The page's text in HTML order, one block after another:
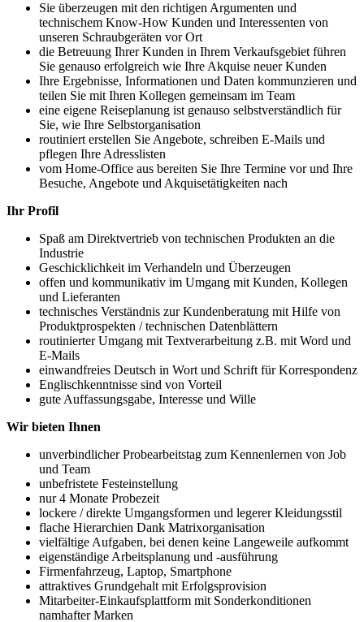
Sie überzeugen mit den richtigen Argumenten und
technischem Know-How Kunden und Interessenten von
unseren Schraubgeräten vor Ort
die Betreuung Ihrer Kunden in Ihrem Verkaufsgebiet führen
Sie genauso erfolgreich wie Ihre Akquise neuer Kunden
Ihre Ergebnisse, Informationen und Daten kommunzieren und
teilen Sie mit Ihren Kollegen gemeinsam im Team
eine eigene Reiseplanung ist genauso selbstverständlich für
Sie, wie Ihre Selbstorganisation
routiniert erstellen Sie Angebote, schreiben E-Mails und
pflegen Ihre Adresslisten
vom Home-Office aus bereiten Sie Ihre Termine vor und Ihre
Besuche, Angebote und Akquisetätigkeiten nach
Ihr Profil
Spaß am Direktvertrieb von technischen Produkten an die
Industrie
Geschicklichkeit im Verhandeln und Überzeugen
offen und kommunikativ im Umgang mit Kunden, Kollegen
und Lieferanten
technisches Verständnis zur Kundenberatung mit Hilfe von
Produktprospekten / technischen Datenblättern
routinierter Umgang mit Textverarbeitung z.B. mit Word und
E-Mails
einwandfreies Deutsch in Wort und Schrift für Korrespondenz
Englischkenntnisse sind von Vorteil
gute Auffassungsgabe, Interesse und Wille
Wir bieten Ihnen
unverbindlicher Probearbeitstag zum Kennenlernen von Job
und Team
unbefristete Festeinstellung
nur 4 Monate Probezeit
lockere / direkte Umgangsformen und legerer Kleidungsstil
flache Hierarchien Dank Matrixorganisation
vielfältige Aufgaben, bei denen keine Langeweile aufkommt
eigenständige Arbeitsplanung und -ausführung
Firmenfahrzeug, Laptop, Smartphone
attraktives Grundgehalt mit Erfolgsprovision
Mitarbeiter-Einkaufsplattform mit Sonderkonditionen
namhafter Marken